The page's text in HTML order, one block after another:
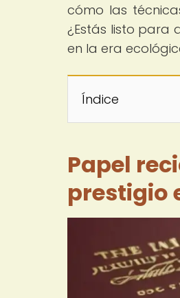
cómo las
¿Estás listo para
en la era
Índice
Papel
prestigio